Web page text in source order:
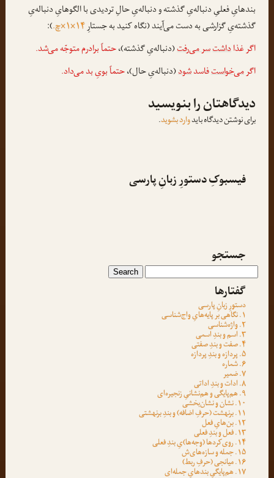
بندهایِ فعلیِ دنباله‌یِ گذشته و دنباله‌یِ حالِ تردیدی با الگوهایِ دنباله‌یِ
گذشته‌یِ گزارشی به دست می‌آیند (نگاه کنید به جستارِ۱۴×۱×چ.
):
اگر غذاداشتسر می‌رفت(دنباله‌یِ گذشته)،حتماً برادرم متوجّه می‌شد.
اگرمی‌خواستفاسدشود(دنباله‌یِ حال)،حتماً بویِ بد می‌داد.
دیدگاهتان را بنویسید
برای نوشتن دیدگاه بایدوارد بشوید.
فیسبوکِ دستورِ زبانِ پارسی
جستجو
گفتارها
دستورِ زبانِ پارسی
۱. نگاهی بر پایه‌هایِ واج‌شناسی
۲. واژه‌شناسی
۳. اسم و بندِ اسمی
۴. صفت و بندِ صفتی
۵. پردازه و بندِ پردازه
۶. شماره
۷. ضمیر
۸. ادات و بندِ اداتی
۹. هم‌پایگی و هم‌نشانیِ زنجیره‌ای
۱۰. نشان و نشان‌بخشی
۱۱. برنهشت (حرفِ اضافه) و بندِ برنهشتی
۱۲. بن‌هایِ فعل
۱۳. فعل و بندِ فعلی
۱۴. روی‌کردها (وجه‌ها)یِ بندِ فعلی
۱۵. جمله و سازه‌های‌ش
۱۶. میانجی (حرفِ ربط)
۱۷. هم‌پایگیِ بندهایِ جمله‌ای